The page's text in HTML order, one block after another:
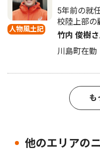
人物風土記
5年前の就
校陸上部の
竹内 俊樹
川島町在
も
他のエリアの